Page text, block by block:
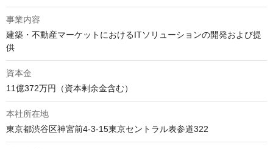
事業内容
建築・不動産マーケットにおけるITソリューションの開発および提
供
資本金
11億372万円（資本剰余金含む）
本社所在地
東京都渋谷区神宮前4-3-15東京セントラル表参道322